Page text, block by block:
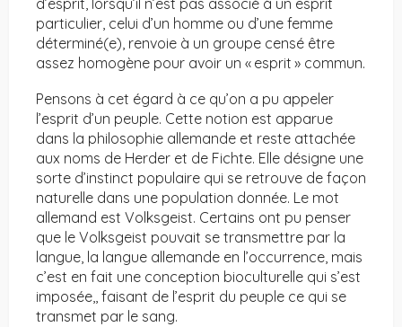
d’esprit, lorsqu’il n’est pas associé à un esprit
particulier, celui d’un homme ou d’une femme
déterminé(e), renvoie à un groupe censé être
assez homogène pour avoir un « esprit » commun.
Pensons à cet égard à ce qu’on a pu appeler
l’esprit d’un peuple. Cette notion est apparue
dans la philosophie allemande et reste attachée
aux noms de Herder et de Fichte. Elle désigne une
sorte d’instinct populaire qui se retrouve de façon
naturelle dans une population donnée. Le mot
allemand est Volksgeist. Certains ont pu penser
que le Volksgeist pouvait se transmettre par la
langue, la langue allemande en l’occurrence, mais
c’est en fait une conception bioculturelle qui s’est
imposée,, faisant de l’esprit du peuple ce qui se
transmet par le sang.